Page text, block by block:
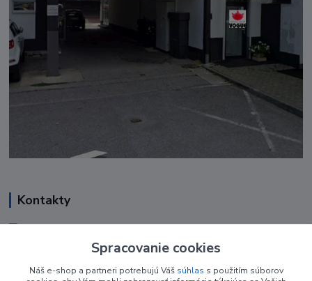
Kontakty
+421 948 050 205
Spracovanie cookies
Náš e-shop a partneri potrebujú Váš súhlas s použitím súborov